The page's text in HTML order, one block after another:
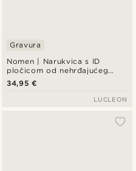
Nomen | Narukvica s ID
pločicom od nehrđajućeg
čelika srebrne boje, 7 mm
Gravura
34,95 €
LUCLEON